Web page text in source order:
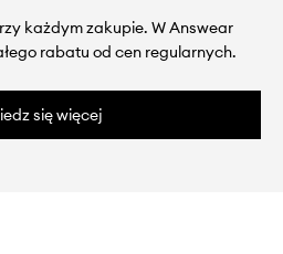
każdym zakupie. W Answear
rabatu od cen regularnych.
się więcej